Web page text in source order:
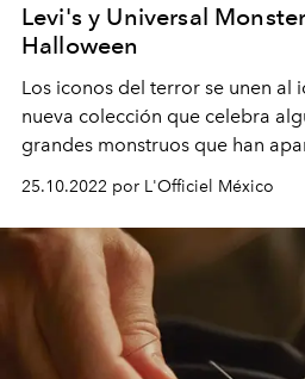
Levi's y Universal
Halloween
Los iconos del terror se unen al
nueva colección que celebra
grandes monstruos que han
25.10.2022 por L'Officiel México